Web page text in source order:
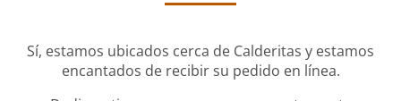
Sí, estamos ubicados cerca de Calderitas y estamos
encantados de recibir su pedido en línea.